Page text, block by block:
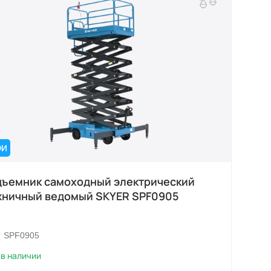
самоходный электрический
ведомый SKYER SPF0905
SPF0905
в наличии